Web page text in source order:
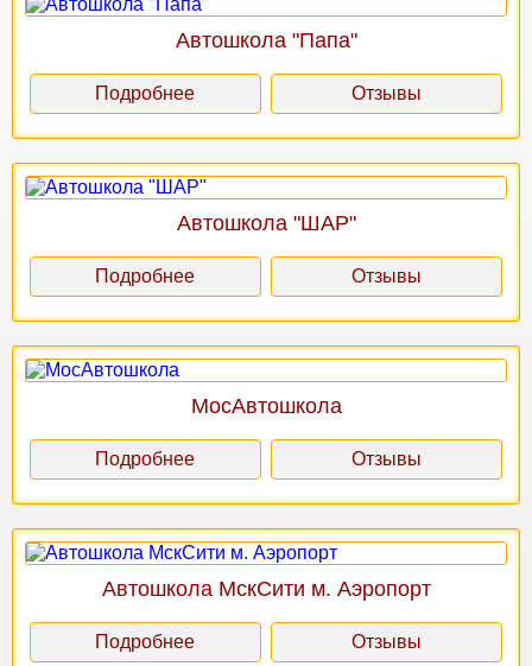
Автошкола "Папа"
Подробнее Отзывы
Автошкола "ШАР"
Подробнее Отзывы
МосАвтошкола
Подробнее Отзывы
Автошкола МскСити м. Аэропорт
Подробнее Отзывы